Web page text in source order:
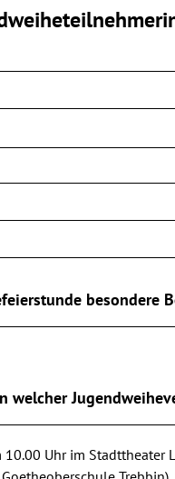
besondere
welcher
Uhr im Stadttheater